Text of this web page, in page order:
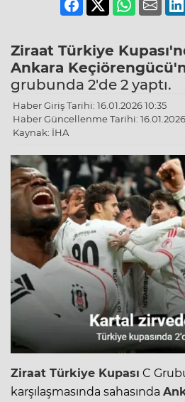
Ziraat Türkiye
Ankara
grubunda 2'de 2 yaptı.
Haber Giriş Tarihi: 16.01.2026 10:35
Haber Güncellenme Tarihi:
Kaynak: İHA
Ziraat Türkiye Kupası C
karşılaşmasında sahasında